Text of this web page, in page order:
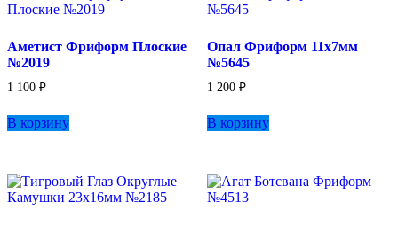
Аметист Фриформ Плоские
№2019
1 100 ₽
В корзину
Опал Фриформ 11х7мм
№5645
1 200 ₽
В корзину